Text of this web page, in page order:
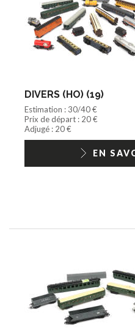
DIVERS (HO) (19)
Estimation : 30/40 €
Prix de départ : 20 €
Adjugé : 20 €
EN